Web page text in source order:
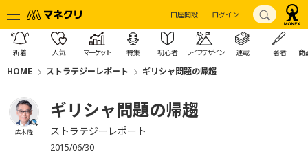
口座開設 ログイン
新着 人気 マーケット 特集 初心者 ライフデザイン 連載 著者 商
HOME ストラテジーレポート ギリシャ問題の帰趨
広木 隆
ギリシャ問題の帰趨
ストラテジーレポート
2015/06/30